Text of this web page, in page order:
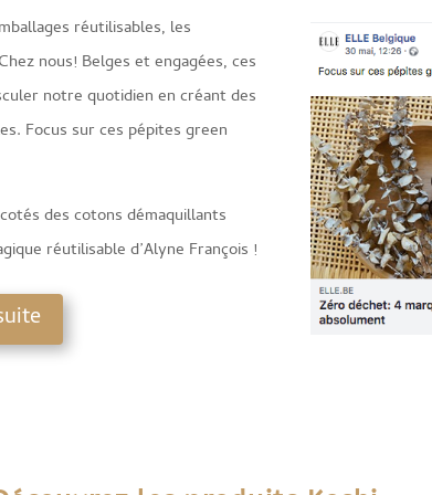
réutilisables, les
nous! Belges et engagées, ces
notre quotidien en créant des
Focus sur ces pépites green
des cotons démaquillants
réutilisable d’Alyne François !